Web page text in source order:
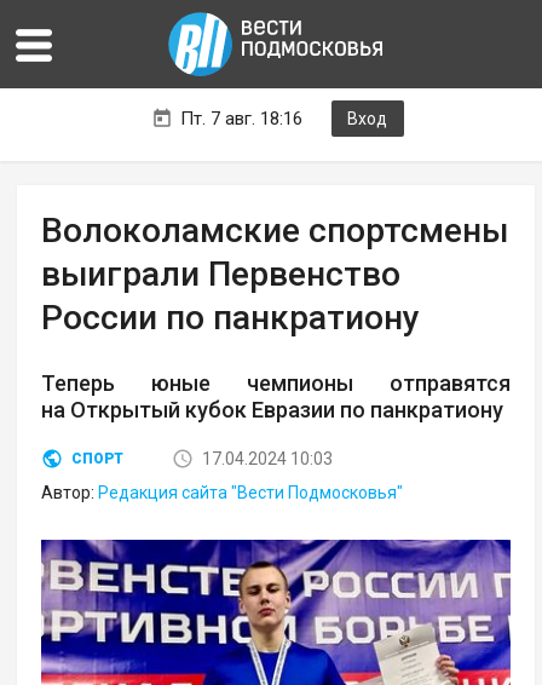
Пт. 7 авг. 18:16 Вход
Волоколамские спортсмены
выиграли Первенство
России по панкратиону
Теперь юные чемпионы отправятся
на Открытый кубок Евразии по панкратиону
СПОРТ
17.04.2024 10:03
Автор: Редакция сайта "Вести Подмосковья"